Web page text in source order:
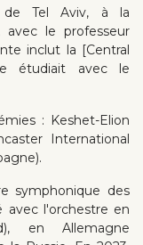
de Tel Aviv, à la
avec le professeur
inclut la [Central
étudiait avec le
: Keshet-Elion
International
symphonique des
avec l'orchestre en
en Allemagne